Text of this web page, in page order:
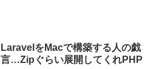
LaravelをMacで構築する人の戯
言…Zipぐらい展開してくれPHP